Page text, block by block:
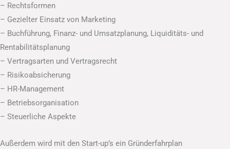
– Rechtsformen
– Gezielter Einsatz von Marketing
– Buchführung, Finanz- und Umsatzplanung, Liquiditäts- und
Rentabilitätsplanung
– Vertragsarten und Vertragsrecht
– Risikoabsicherung
– HR-Management
– Betriebsorganisation
– Steuerliche Aspekte
Außerdem wird mit den Start-up’s ein Gründerfahrplan